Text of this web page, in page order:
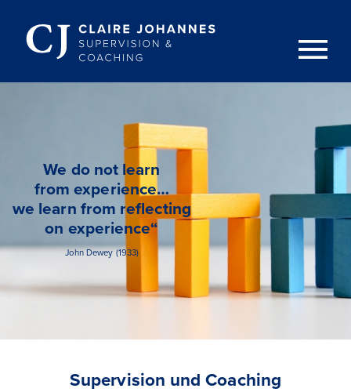
We do not learn
from experience…
we learn from reflecting
on experience“
John Dewey (1933)
Supervision und Coaching